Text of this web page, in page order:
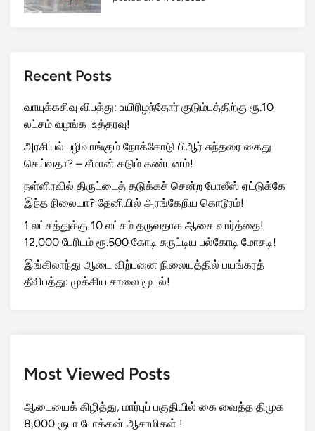
Recent Posts
வாயுக்கசிவு விபத்து: உயிரிழந்தோர் குடும்பத்திற்கு ரூ.10
லட்சம் வழங்க உத்தரவு!
அரசியல் பழிவாங்கும் நோக்கோடு பிஆர் சுந்தரை கைது
செய்வதா? – சீமான் கடும் கண்டனம்!
நள்ளிரவில் திருட்டைத் தடுக்கச் சென்ற போலீஸ் ஏட்டுக்கே
இந்த நிலையா? தேனியில் அரங்கேறிய கொடூரம்!
1 லட்சத்துக்கு 10 லட்சம் தருவதாக ஆசை வார்த்தை!
12,000 பேரிடம் ரூ.500 கோடி சுருட்டிய பல்கோடி மோசடி!
இங்கிலாந்து ஆடை விற்பனை நிலையத்தில் பயங்கரத்
தீவிபத்து: முக்கிய சாலை மூடல்!
Most Viewed Posts
ஆடையைக் கிழித்து, மார்புப் பகுதியில் கை வைத்த திமுக
8,000 ரூபா டோக்கன் ஆசாமிகள் !